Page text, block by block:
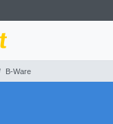
B-Ware